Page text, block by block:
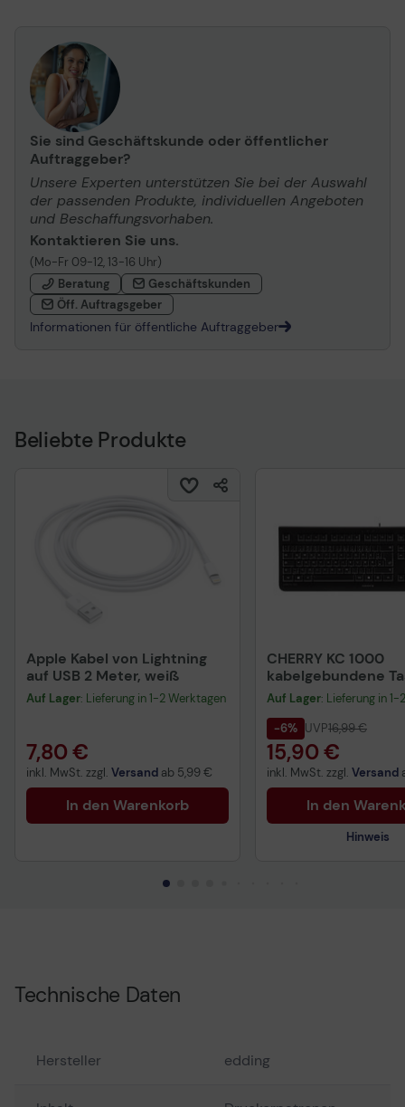
Sie sind Geschäftskunde oder öffentlicher
Auftraggeber?
Unsere Experten unterstützen Sie bei der Auswahl
der passenden Produkte, individuellen Angeboten
und Beschaffungsvorhaben.
Kontaktieren Sie uns.
(Mo-Fr 09-12, 13-16 Uhr)
Beratung
Geschäftskunden
Öff. Auftragsgeber
Informationen für öffentliche Auftraggeber
Beliebte Produkte
Apple Kabel von Lightning
auf USB 2 Meter, weiß
Auf Lager: Lieferung in 1-2 Werktagen
7,80 €
inkl. MwSt. zzgl. Versand ab 5,99 €
In den Warenkorb
CHERRY KC 1000
kabelgebundene
QWERTZ DE -
Auf Lager: Lieferung in
-6% UVP16,99 €
15,90 €
inkl. MwSt. zzgl. Versand
In den
Hinweis
Technische Daten
Hersteller edding